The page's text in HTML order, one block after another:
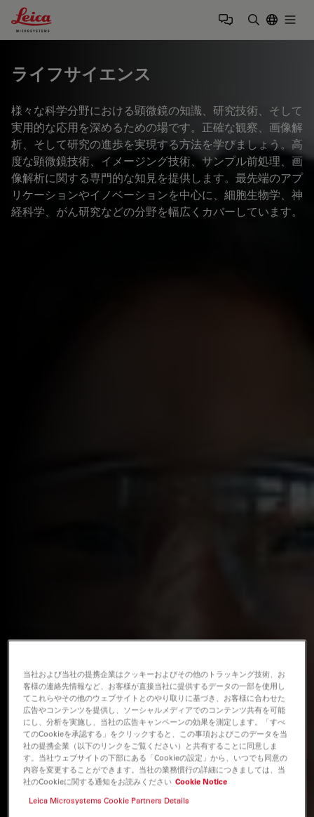
Leica Microsystems Logo
ライフサイエンス
様々な科学分野における顕微鏡の知識、研究技術、そして
実用的な応用を深めるための場です。正確な観察、画像解
析、そして研究の進歩を実現する方法を学びましょう。高
度な顕微鏡技術、イメージング技術、サンプル前処理、画
像解析に関する専門的な知見を提供します。最先端のアプ
リケーションやイノベーションを中心に、細胞生物学、神
経科学、がん研究などの分野を幅広くカバーしています。
当社および当社の提携企業はクッキーおよびその他のトラッキング技術、お
客様の連絡先情報など、お客様が直接当社に提供するデータの一部を使用し
てこれらやその他のウェブサイトとのやり取りに基づき、お客様に合わせた
広告やコンテンツを提供し、ソーシャルメディアでのコンテンツ共有を可能
にし、分析を実施し、当社の広告キャンペーンの効果を測定します。「すべ
てのCookieを承認する」をクリックすると、この事項およびこのデータを当
社の提携企業（以下のリンクをご覧ください）と共有することに同意しま
す。当社ウェブサイトの下部にある「Cookieの設定」から、いつでも同意の
内容を変更することができます。当社の業務慣行の詳細につきましては、当
社のCookieに関する通知をお読みください Cookie Notice
Leica Microsystems Cookie Partners Details